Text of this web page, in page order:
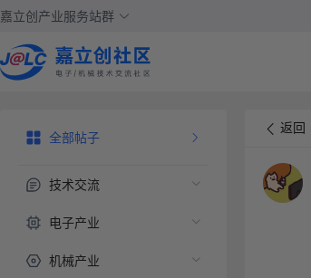
嘉立创产业服务站群
全部帖子
技术交流
电子产业
机械产业
返回